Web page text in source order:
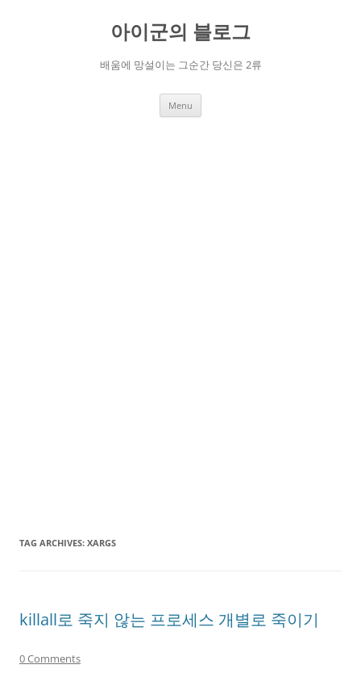
아이군의 블로그
배움에 망설이는 그순간 당신은 2류
Menu
TAG ARCHIVES: XARGS
killall로 죽지 않는 프로세스 개별로 죽이기
0 Comments